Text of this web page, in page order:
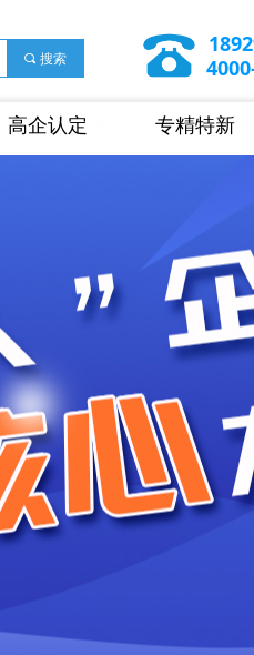
高企认定 专精特新
끠 搜索